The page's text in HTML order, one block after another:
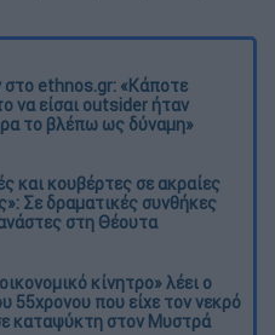
ethnos.gr: «Κάποτε
να είσαι outsider ήταν
το βλέπω ως δύναμη»
και κουβέρτες σε ακραίες
Σε δραματικές συνθήκες
στη Θέουτα
κίνητρο» λέει ο
55χρονου που είχε τον νεκρό
καταψύκτη στον Μυστρά